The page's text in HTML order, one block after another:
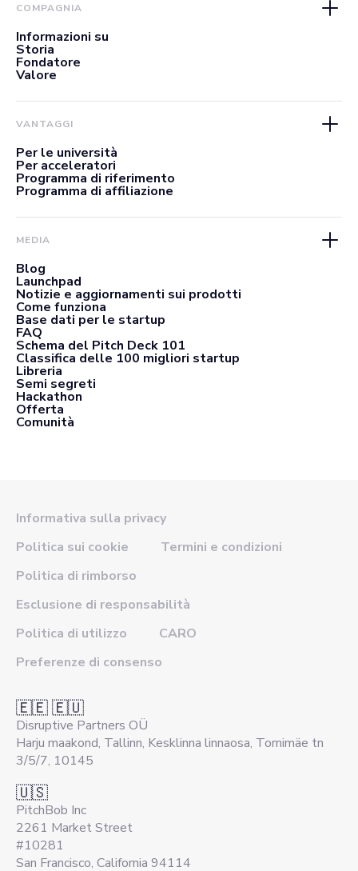
COMPAGNIA
Informazioni su
Storia
Fondatore
Valore
VANTAGGI
Per le università
Per acceleratori
Programma di riferimento
Programma di affiliazione
MEDIA
Blog
Launchpad
Notizie e aggiornamenti sui prodotti
Come funziona
Base dati per le startup
FAQ
Schema del Pitch Deck 101
Classifica delle 100 migliori startup
Libreria
Semi segreti
Hackathon
Offerta
Comunità
Informativa sulla privacy
Politica sui cookie
Termini e condizioni
Politica di rimborso
Esclusione di responsabilità
Politica di utilizzo
CARO
Preferenze di consenso
🇪🇪 🇪🇺
Disruptive Partners OÜ
Harju maakond, Tallinn, Kesklinna linnaosa, Tornimäe tn
3/5/7, 10145
🇺🇸
PitchBob Inc
2261 Market Street
#10281
San Francisco, California 94114